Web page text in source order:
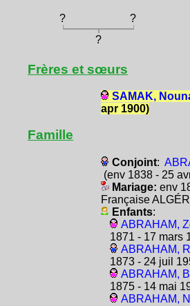
? ?
?
Frères et sœurs
SAMAK,
apr 1900)
Famille
Conjoint:
(env 1838 - 25
Mariage: env
Française
Enfants:
ABRAHAM,
1871 - 17 mars
ABRAHAM,
1873 - 24 juil
ABRAHAM,
1875 - 14 mai
ABRAHAM,